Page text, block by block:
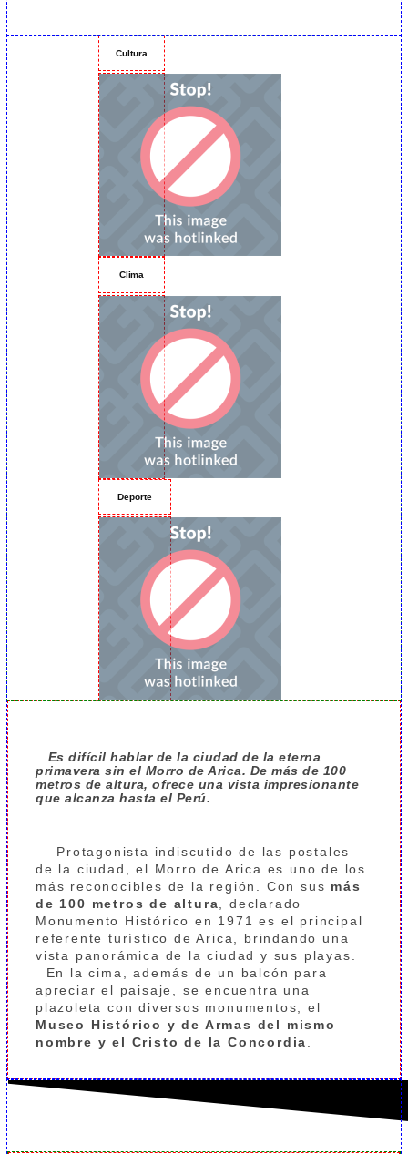
Cultura
Clima
Deporte
Es difícil hablar de la ciudad de la eterna
primavera sin el Morro de Arica. De más de 100
metros de altura, ofrece una vista impresionante
que alcanza hasta el Perú.
Protagonista indiscutido de las postales
de la ciudad, el Morro de Arica es uno de los
más reconocibles de la región. Con sus más
de 100 metros de altura , declarado
Monumento Histórico en 1971 es el principal
referente turístico de Arica, brindando una
vista panorámica de la ciudad y sus playas.
En la cima, además de un balcón para
apreciar el paisaje, se encuentra una
plazoleta con diversos monumentos, el
Museo Histórico y de Armas del mismo
nombre y el Cristo de la Concordia